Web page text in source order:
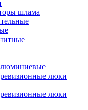
шлама
люки
люки